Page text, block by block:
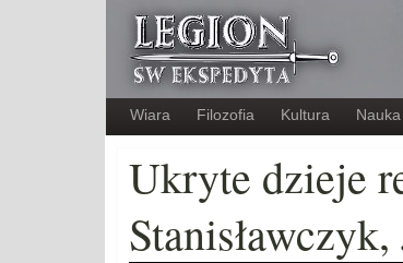
Wiara Filozofia Kultura Nauka
Ukryte dzieje